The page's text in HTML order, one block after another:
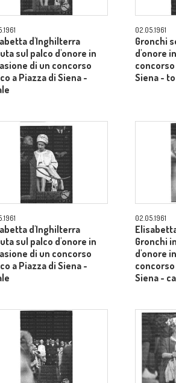
d'Inghilterra
sul palco d'onore in
di un concorso
a Piazza di Siena -
02.05.1961
Gronchi
d'onore
Siena -
d'Inghilterra
sul palco d'onore in
di un concorso
a Piazza di Siena -
02.05.1961
Gronchi
d'onore
Siena -